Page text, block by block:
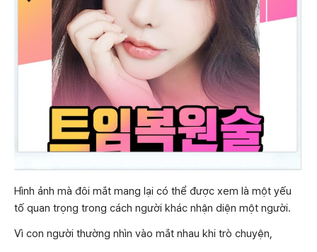
Hình ảnh mà đôi mắt mang lại có thể được xem là một yếu
tố quan trọng trong cách người khác nhận diện một người.
Vì con người thường nhìn vào mắt nhau khi trò chuyện,